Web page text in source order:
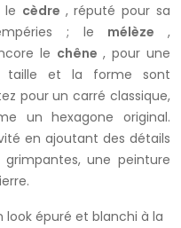
le cèdre , réputé pour sa
; le mélèze,
le chêne , pour une
taille et la forme sont
pour un carré classique,
un hexagone original.
en ajoutant des détails
une peinture
look épuré et blanchi à la